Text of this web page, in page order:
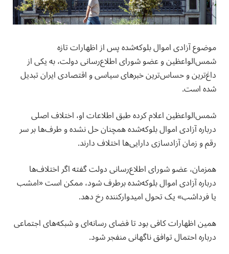
موضوع آزادی اموال بلوکه‌شده پس از اظهارات تازه
شمس‌الواعظین و عضو شورای اطلاع‌رسانی دولت، به یکی از
داغ‌ترین و حساس‌ترین خبرهای سیاسی و اقتصادی ایران تبدیل
شده است.
شمس‌الواعظین اعلام کرده طبق اطلاعات او، اختلاف اصلی
درباره آزادی اموال بلوکه‌شده همچنان حل نشده و طرف‌ها بر سر
رقم و زمان آزادسازی دارایی‌ها اختلاف دارند.
همزمان، عضو شورای اطلاع‌رسانی دولت گفته اگر اختلاف‌ها
درباره آزادی اموال بلوکه‌شده برطرف شود، ممکن است «امشب
یا فرداشب» یک تحول امیدوارکننده رخ دهد.
همین اظهارات کافی بود تا فضای رسانه‌ای و شبکه‌های اجتماعی
درباره احتمال توافق ناگهانی منفجر شود.